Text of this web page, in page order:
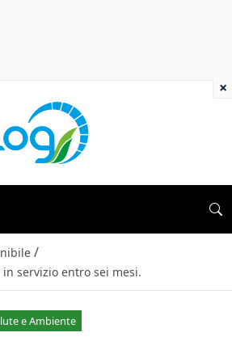
/
servizio entro sei mesi.
e Ambiente
×